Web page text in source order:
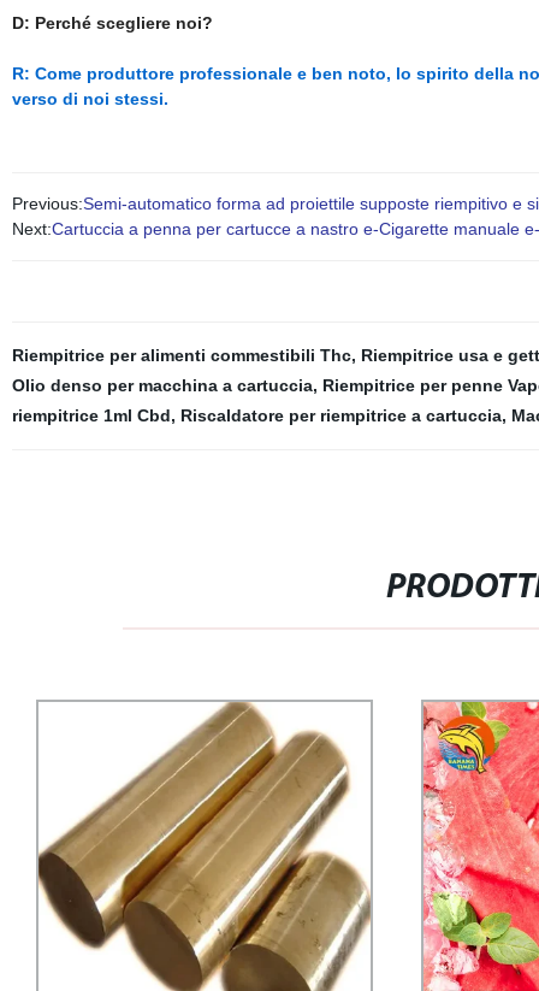
D: Perché scegliere noi?
R: Come produttore professionale e ben noto, lo spirito della
verso di noi stessi.
Previous:Semi-automatico forma ad proiettile supposte riempitivo e
Next:Cartuccia a penna per cartucce a nastro e-Cigarette manuale
Riempitrice per alimenti commestibili Thc, Riempitrice usa e
Olio denso per macchina a cartuccia, Riempitrice per penne
riempitrice 1ml Cbd, Riscaldatore per riempitrice a cartuccia,